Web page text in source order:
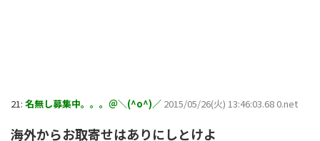
21: 名無し募集中。。。＠＼(^o^)／ 2015/05/26(火) 13:46:03.68 0.net
海外からお取寄せはありにしとけよ